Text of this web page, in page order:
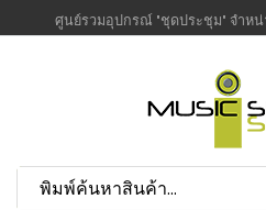
ศูนย์รวมอุปกรณ์ "ชุดประชุม" จำห